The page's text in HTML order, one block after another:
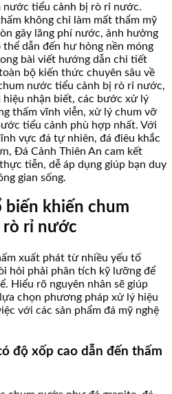
nước tiểu cảnh bị rò rỉ nước.
không chỉ làm mất thẩm mỹ
gây lãng phí nước, ảnh hưởng
dẫn đến hư hỏng nền móng
bài viết hướng dẫn chi tiết
bộ kiến thức chuyên sâu về
nước tiểu cảnh bị rò rỉ nước,
hiệu nhận biết, các bước xử lý
thấm vĩnh viễn, xử lý chum vỡ
tiểu cảnh phù hợp nhất. Với
vực đá tự nhiên, đá điêu khắc
Đá Cảnh Thiên An cam kết
tiễn, dễ áp dụng giúp bạn duy
gian sống.
biến khiến chum
rò rỉ nước
xuất phát từ nhiều yếu tố
hỏi phải phân tích kỹ lưỡng để
Hiểu rõ nguyên nhân sẽ giúp
chọn phương pháp xử lý hiệu
với các sản phẩm đá mỹ nghệ
độ xốp cao dẫn đến thấm